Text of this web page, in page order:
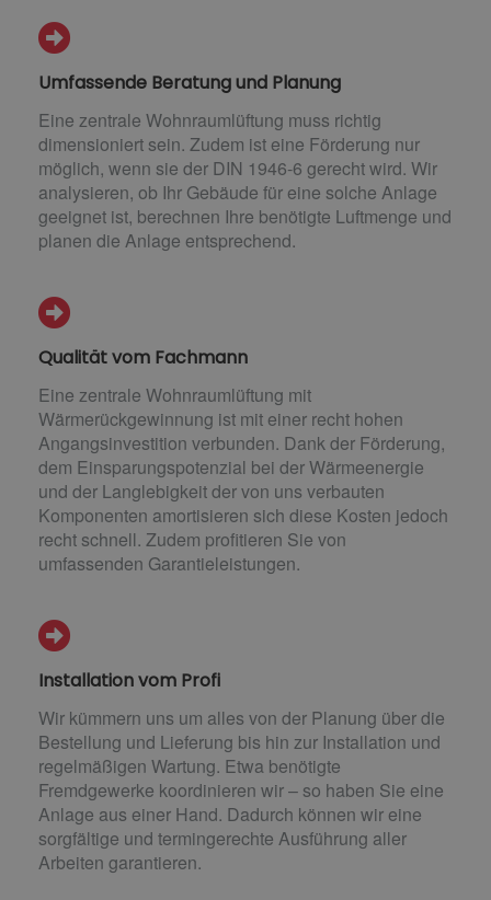
Umfassende Beratung und Planung
Eine zentrale Wohnraumlüftung muss richtig
dimensioniert sein. Zudem ist eine Förderung nur
möglich, wenn sie der DIN 1946-6 gerecht wird. Wir
analysieren, ob Ihr Gebäude für eine solche Anlage
geeignet ist, berechnen Ihre benötigte Luftmenge und
planen die Anlage entsprechend.
Qualität vom Fachmann
Eine zentrale Wohnraumlüftung mit
Wärmerückgewinnung ist mit einer recht hohen
Angangsinvestition verbunden. Dank der Förderung,
dem Einsparungspotenzial bei der Wärmeenergie
und der Langlebigkeit der von uns verbauten
Komponenten amortisieren sich diese Kosten jedoch
recht schnell. Zudem profitieren Sie von
umfassenden Garantieleistungen.
Installation vom Profi
Wir kümmern uns um alles von der Planung über die
Bestellung und Lieferung bis hin zur Installation und
regelmäßigen Wartung. Etwa benötigte
Fremdgewerke koordinieren wir – so haben Sie eine
Anlage aus einer Hand. Dadurch können wir eine
sorgfältige und termingerechte Ausführung aller
Arbeiten garantieren.